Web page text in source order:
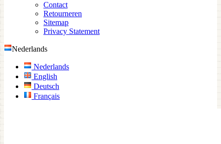
Contact
Retourneren
Sitemap
Privacy Statement
Nederlands
Nederlands
English
Deutsch
Français